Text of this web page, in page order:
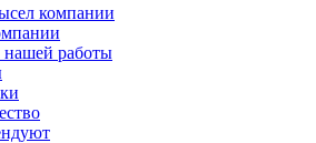
компании
работы